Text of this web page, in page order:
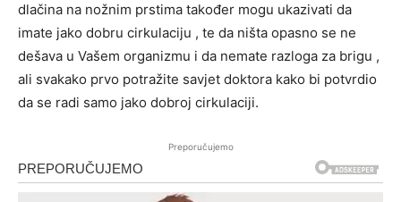
dlačina na nožnim prstima također mogu ukazivati da
imate jako dobru cirkulaciju , te da ništa opasno se ne
dešava u Vašem organizmu i da nemate razloga za brigu ,
ali svakako prvo potražite savjet doktora kako bi potvrdio
da se radi samo jako dobroj cirkulaciji.
Preporučujemo